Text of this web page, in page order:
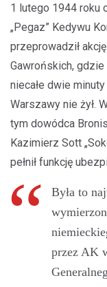
1 lutego 1944 roku
„Pegaz” Kedywu
przeprowadził
Gawrońskich, gdzie
niecałe dwie
Warszawy nie żył.
tym dowódca
Kazimierz Sott
pełnił funkcję
Była to
przez AK